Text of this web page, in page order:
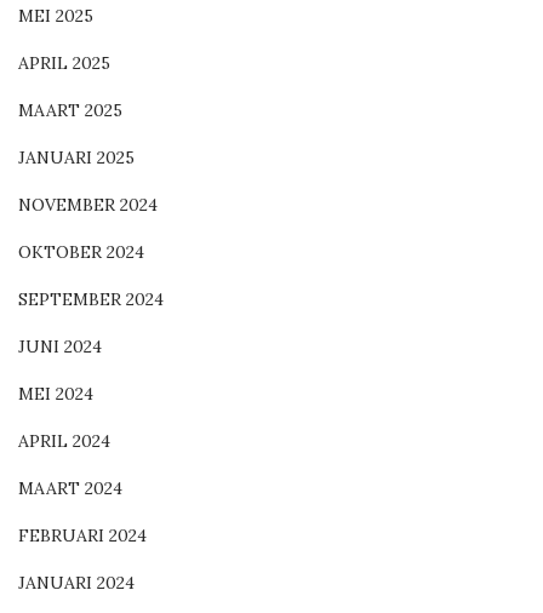
MEI 2025
APRIL 2025
MAART 2025
JANUARI 2025
NOVEMBER 2024
OKTOBER 2024
SEPTEMBER 2024
JUNI 2024
MEI 2024
APRIL 2024
MAART 2024
FEBRUARI 2024
JANUARI 2024